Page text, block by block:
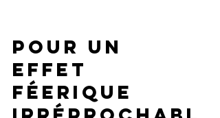
Pour un
effet
féerique